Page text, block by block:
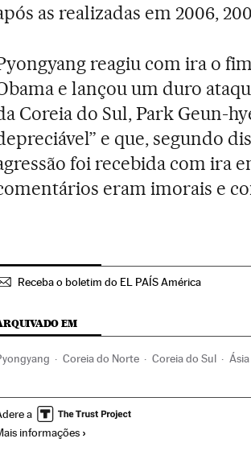
as realizadas em 2006,
reagiu com ira o
e lançou um duro
Coreia do Sul, Park Geun-
e que, segundo
foi recebida com ira
eram imorais e
Receba o boletim do EL PAÍS América
EM
Coreia do Norte Coreia do Sul
a
informações